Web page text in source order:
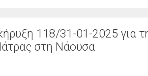
118/31-01-2025 για
στη Νάουσα